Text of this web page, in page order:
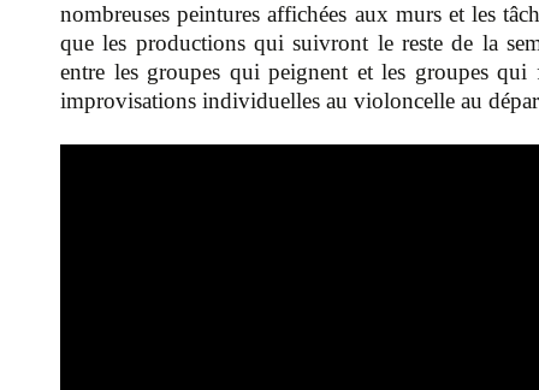
nombreuses peintures affichées aux murs et les
que les productions qui suivront le reste de la
entre les groupes qui peignent et les groupes
improvisations individuelles au violoncelle au